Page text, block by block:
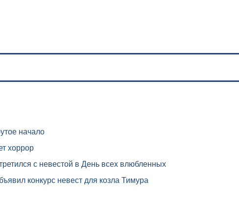
начало
хоррор
с невестой в День всех влюбленных
конкурс невест для козла Тимура